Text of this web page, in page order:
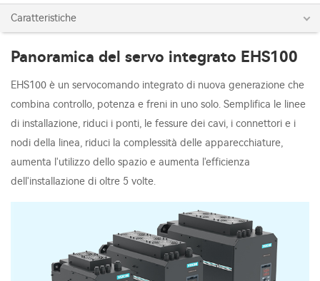
Caratteristiche
Panoramica del servo integrato EHS100
EHS100 è un servocomando integrato di nuova generazione che
combina controllo, potenza e freni in uno solo. Semplifica le linee
di installazione, riduci i ponti, le fessure dei cavi, i connettori e i
nodi della linea, riduci la complessità delle apparecchiature,
aumenta l'utilizzo dello spazio e aumenta l'efficienza
dell'installazione di oltre 5 volte.